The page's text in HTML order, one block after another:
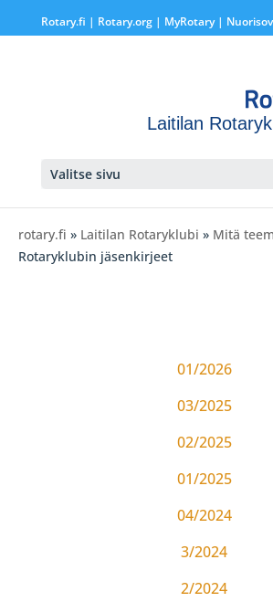
Rotary.fi | Rotary.org| MyRotary |
Laitilan
Valitse sivu
rotary.fi » Laitilan Rotaryklubi » Mitä
Rotaryklubin jäsenkirjeet
01/2026
03/2025
02/2025
01/2025
04/2024
3/2024
2/2024